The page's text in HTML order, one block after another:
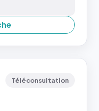
Téléconsultation